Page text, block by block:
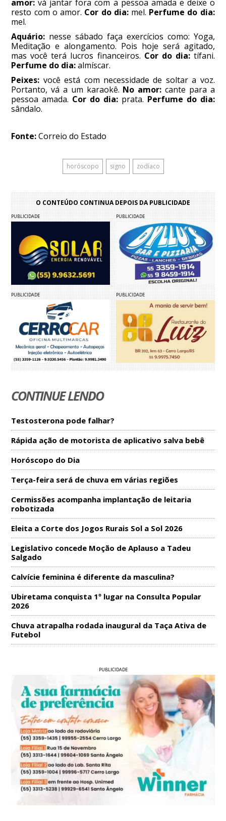
amor: vá jantar fora com a pessoa amada e deixe o
resto com o amor. Cor do dia:mel. Perfume do dia:
mel.
Aquário: nesse sábado faça exercícios como: Yoga,
Meditação e alongamento. Pois hoje será agitado,
mas você terá lucros financeiros. Cor do dia:tífani.
Perfume do dia:almíscar.
Peixes: você está com necessidade de soltar a voz.
Portanto, vá a um karaokê. No amor: cante para a
pessoa amada. Cor do dia: prata. Perfume do dia:
sândalo.
Fonte:Correio do Estado
horóscopo signo zodíaco
O CONTEÚDO CONTINUA DEPOIS DA PUBLICIDADE
PUBLICIDADE PUBLICIDADE
PUBLICIDADE PUBLICIDADE
CONTINUE LENDO
Testosterona pode falhar?
Rápida ação de motorista de aplicativo salva bebê
Horóscopo do Dia
Terça-feira será de chuva em várias regiões
Cermissões acompanha implantação de leitaria
robotizada
Eleita a Corte dos Jogos Rurais Sol a Sol 2026
Legislativo concede Moção de Aplauso a Tadeu
Salgado
Calvície feminina é diferente da masculina?
Ubiretama conquista 1º lugar na Consulta Popular
2026
Chuva atrapalha rodada inaugural da Taça Ativa de
Futebol
PUBLICIDADE